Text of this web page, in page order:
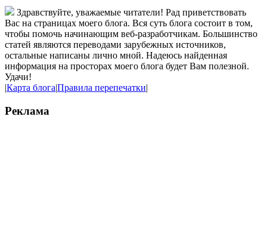
Здравствуйте, уважаемые читатели! Рад приветствовать
Вас на страницах моего блога. Вся суть блога состоит в том,
чтобы помочь начинающим веб-разработчикам. Большинство
статей являются переводами зарубежных источников,
остальные написаны лично мной. Надеюсь найденная
информация на просторах моего блога будет Вам полезной.
Удачи!
|Карта блога|Правила перепечатки|
Реклама